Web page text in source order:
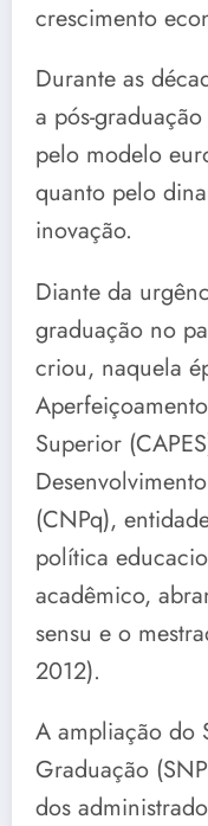
crescimento
Durante as
a pós-
pelo modelo
quanto pelo
inovação.
Diante da
graduação no
criou, naquela
Superior
(CNPq),
política
acadêmico,
sensu e o
2012).
A ampliação do
Graduação
dos